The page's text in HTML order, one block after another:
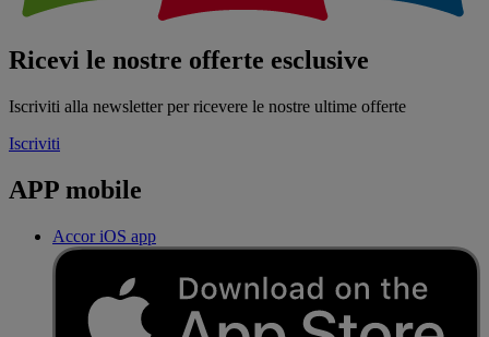
Ricevi le nostre offerte esclusive
Iscriviti alla newsletter per ricevere le nostre ultime offerte
Iscriviti
APP mobile
Accor iOS app